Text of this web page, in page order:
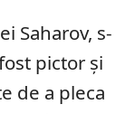
Saharov, s-
pictor și
de a pleca